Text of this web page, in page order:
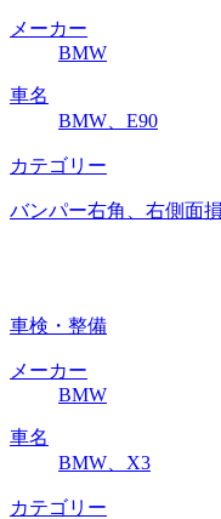
メーカー
BMW
車名
BMW、E90
カテゴリー
バンパー右角、右側面
車検・整備
メーカー
BMW
車名
BMW、X3
カテゴリー